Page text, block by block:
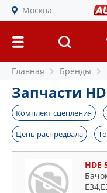
Москва
Главная Бренды
Запчасти
Комплект сцепления
Цепь распредвала
HDE